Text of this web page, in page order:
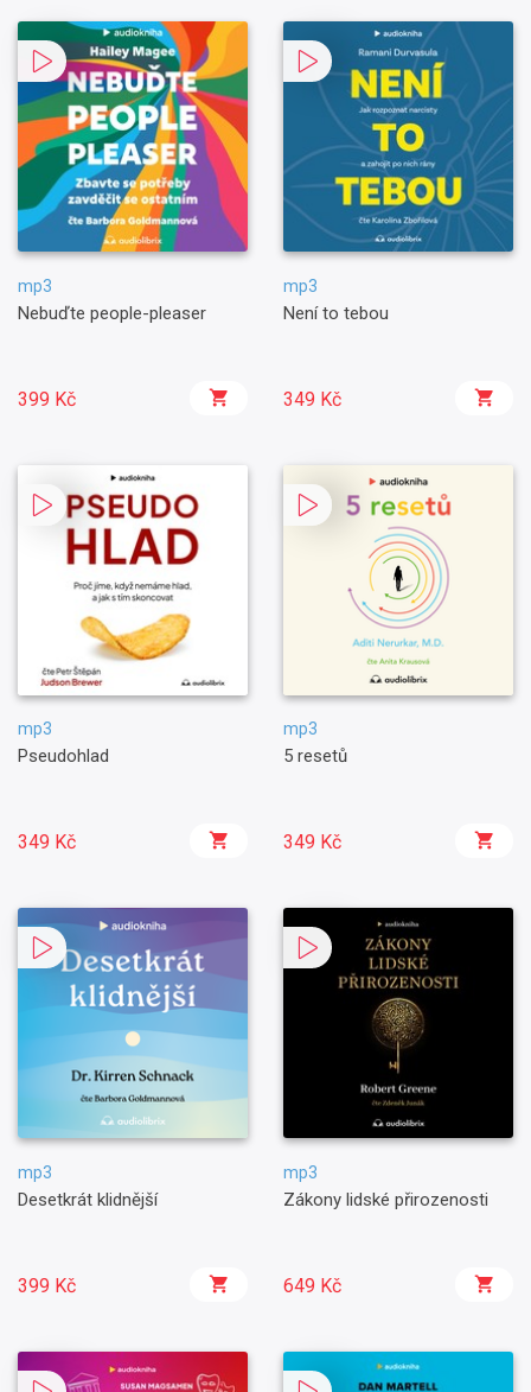
mp3
Nebuďte people-pleaser
399 Kč
mp3
Není to tebou
349 Kč
mp3
Pseudohlad
349 Kč
mp3
5 resetů
349 Kč
mp3
Desetkrát klidnější
399 Kč
mp3
Zákony lidské přirozenosti
649 Kč